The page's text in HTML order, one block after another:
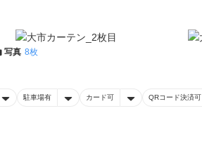
写真 8枚
駐車場有 カード可 QRコード決済可